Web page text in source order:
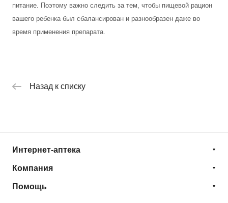
питание. Поэтому важно следить за тем, чтобы пищевой рацион
вашего ребенка был сбалансирован и разнообразен даже во
время применения препарата.
Назад к списку
Интернет-аптека
Компания
Помощь